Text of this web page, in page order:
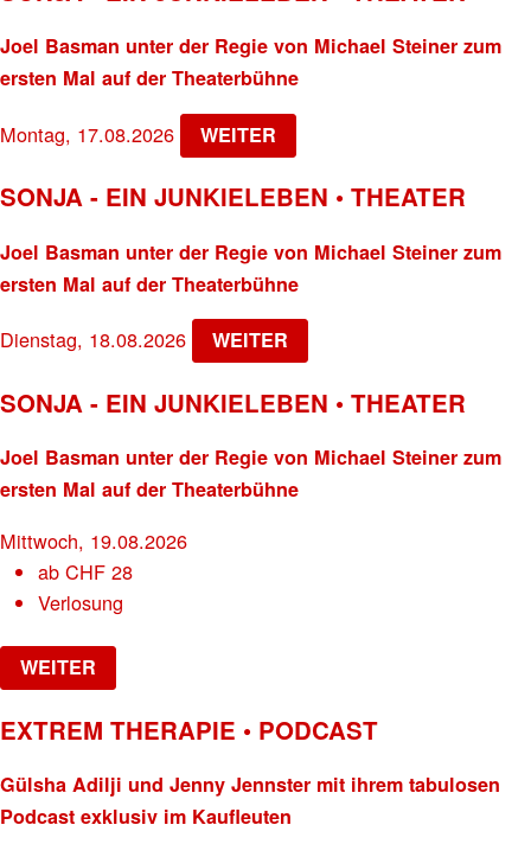
Joel Basman unter der Regie von Michael Steiner zum
ersten Mal auf der Theaterbühne
Montag, 17.08.2026 WEITER
SONJA - EIN JUNKIELEBEN • THEATER
Joel Basman unter der Regie von Michael Steiner zum
ersten Mal auf der Theaterbühne
Dienstag, 18.08.2026 WEITER
SONJA - EIN JUNKIELEBEN • THEATER
Joel Basman unter der Regie von Michael Steiner zum
ersten Mal auf der Theaterbühne
Mittwoch, 19.08.2026
abCHF 28
Verlosung
WEITER
EXTREM THERAPIE • PODCAST
Gülsha Adilji und Jenny Jennster mit ihrem tabulosen
Podcast exklusiv im Kaufleuten